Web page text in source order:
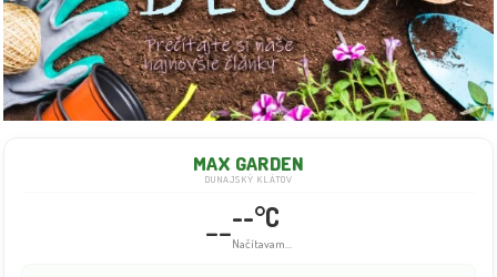
MAX GARDEN
DUNAJSKÝ KLÁTOV
----°C
Načítavam...